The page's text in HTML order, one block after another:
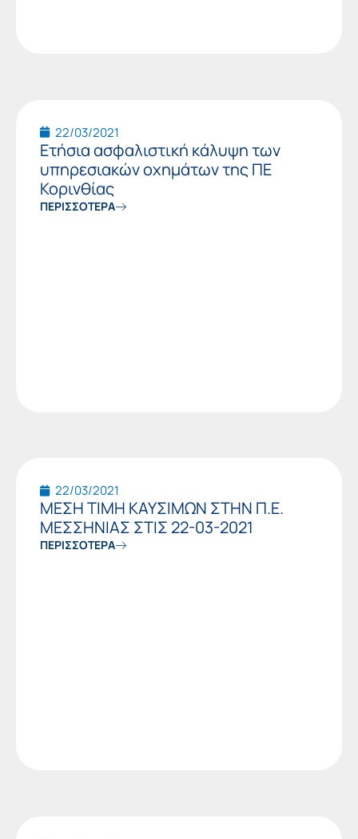
22/03/2021
Ετήσια ασφαλιστική κάλυψη των
υπηρεσιακών οχημάτων της ΠΕ
Κορινθίας
ΠΕΡΙΣΣΟΤΕΡΑ
22/03/2021
ΜΕΣΗ ΤΙΜΗ ΚΑΥΣΙΜΩΝ ΣΤΗΝ Π.Ε.
ΜΕΣΣΗΝΙΑΣ ΣΤΙΣ 22-03-2021
ΠΕΡΙΣΣΟΤΕΡΑ